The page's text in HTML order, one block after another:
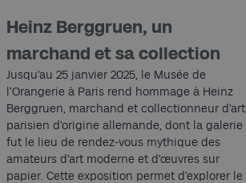
Heinz Berggruen, un
marchand et sa collection
Jusqu’au 25 janvier 2025, le Musée de
l’Orangerie à Paris rend hommage à Heinz
Berggruen, marchand et collectionneur d’art,
parisien d’origine allemande, dont la galerie
fut le lieu de rendez-vous mythique des
amateurs d’art moderne et d’œuvres sur
papier. Cette exposition permet d’explorer le